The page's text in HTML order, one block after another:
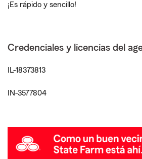
¡Es rápido y sencillo!
Credenciales y licencias del
IL-18373813
IN-3577804